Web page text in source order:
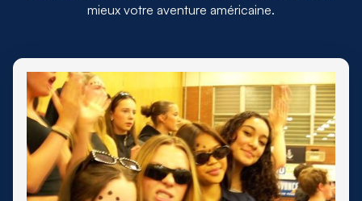
mieux votre aventure américaine.